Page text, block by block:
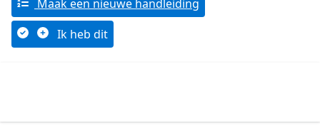
Maak een nieuwe handleiding
Ik heb dit